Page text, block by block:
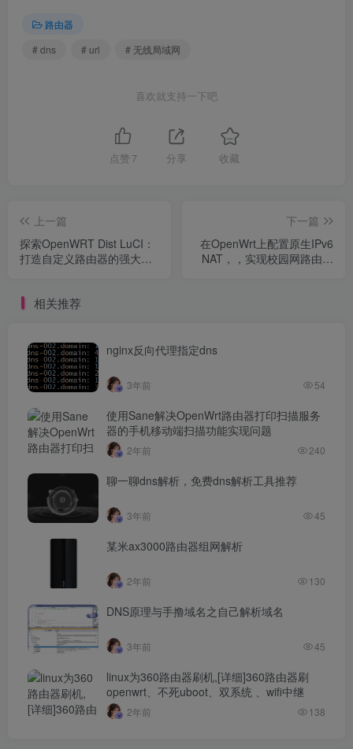
路由器
# dns
# url # 无线局域网
喜欢就支持一下吧
点赞 7 分享 收藏
上一篇
探索OpenWRT Dist LuCI：
打造自定义路由器的强大工
下一篇
在OpenWrt上配置原生IPv6
NAT，，实现校园网路由器
相关推荐
nginx反向代理指定dns
3年前 54
使用Sane解决OpenWrt路由器打印扫描服务
器的手机移动端扫描功能实现问题
2年前 240
聊一聊dns解析，免费dns解析工具推荐
3年前 45
某米ax3000路由器组网解析
2年前 130
DNS原理与手撸域名之自己解析域名
3年前 45
linux为360路由器刷机,[详细]360路由器刷
openwrt、不死uboot、双系统 、wifi中继
2年前 138